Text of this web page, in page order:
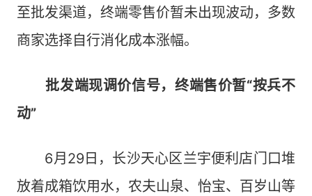
至批发渠道，终端零售价暂未出现波动，多数
商家选择自行消化成本涨幅。
批发端现调价信号，终端售价暂“按兵不
动”
6月29日，长沙天心区兰宇便利店门口堆
放着成箱饮用水，农夫山泉、怡宝、百岁山等